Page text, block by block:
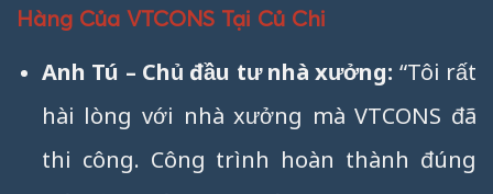
Hàng Của VTCONS Tại Củ Chi
Anh Tú – Chủ đầu tư nhà xưởng: “Tôi rất
hài lòng với nhà xưởng mà VTCONS đã
thi công. Công trình hoàn thành đúng